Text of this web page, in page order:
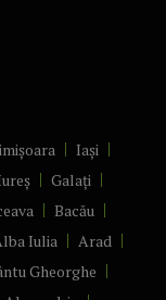
Iași
Galați
Bacău
Iulia
Arad
Gheorghe